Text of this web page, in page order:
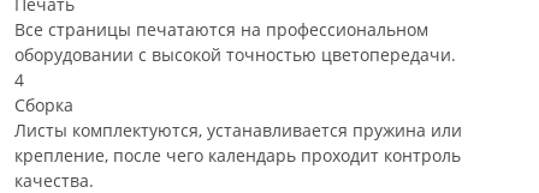
Все страницы печатаются на профессиональном
оборудовании с высокой точностью цветопередачи.
4
Сборка
Листы комплектуются, устанавливается пружина или
крепление, после чего календарь проходит контроль
качества.